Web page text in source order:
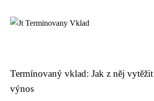
Termínovaný vklad: Jak z něj
výnos